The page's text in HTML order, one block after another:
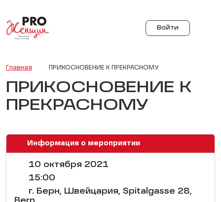
Войти
Главная ПРИКОСНОВЕНИЕ К ПРЕКРАСНОМУ
ПРИКОСНОВЕНИЕ К
ПРЕКРАСНОМУ
Информация о мероприятии
10 октября 2021
15:00
г. Берн, Швейцария, Spitalgasse 28,